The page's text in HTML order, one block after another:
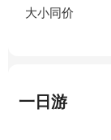
大小同价
一日游